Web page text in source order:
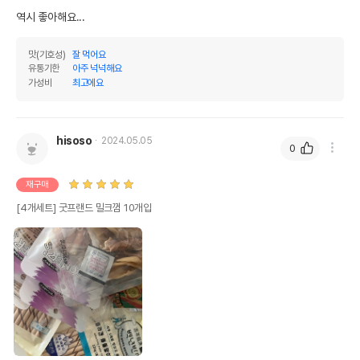
조회분
탄수화물
기타성분
상세 정보
원료구성 우피,우유향
제품 타입 덴탈껌
권장 연령 모든연령
역시 좋아해요...
맛(기호성)
잘 먹어요
유통기한
아주 넉넉해요
가성비
최고에요
hisoso 2024.05.05
재구매
[4개세트] 굿프랜드 밀크껌 10개입
0